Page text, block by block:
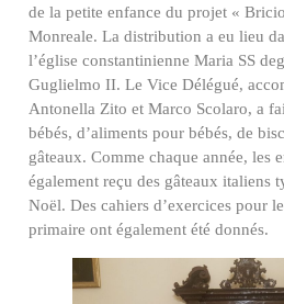
de la petite enfance du projet «
Monreale. La distribution a eu lieu
l’église constantinienne Maria SS
Guglielmo II. Le Vice Délégué,
Antonella Zito et Marco Scolaro, a
bébés, d’aliments pour bébés, de
gâteaux. Comme chaque année, les
également reçu des gâteaux italiens
Noël. Des cahiers d’exercices pour
primaire ont également été donnés.